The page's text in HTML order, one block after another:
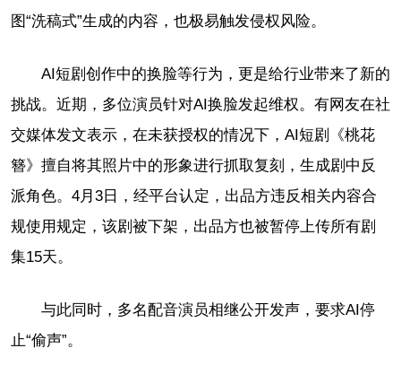
图“洗稿式”生成的内容，也极易触发侵权风险。
AI短剧创作中的换脸等行为，更是给行业带来了新的
挑战。近期，多位演员针对AI换脸发起维权。有网友在社
交媒体发文表示，在未获授权的情况下，AI短剧《桃花
簪》擅自将其照片中的形象进行抓取复刻，生成剧中反
派角色。4月3日，经平台认定，出品方违反相关内容合
规使用规定，该剧被下架，出品方也被暂停上传所有剧
集15天。
与此同时，多名配音演员相继公开发声，要求AI停
止“偷声”。